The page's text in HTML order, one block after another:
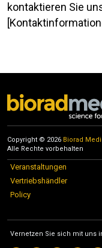
kontaktieren Sie
Copyright © 2026 Biorad
Alle Rechte vorbehalten
Veranstaltungen
Vertriebshändler
Policy
Vernetzen Sie sich mit uns